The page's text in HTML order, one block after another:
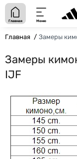
Главная Меню
Главная Замеры
Замеры
IJF